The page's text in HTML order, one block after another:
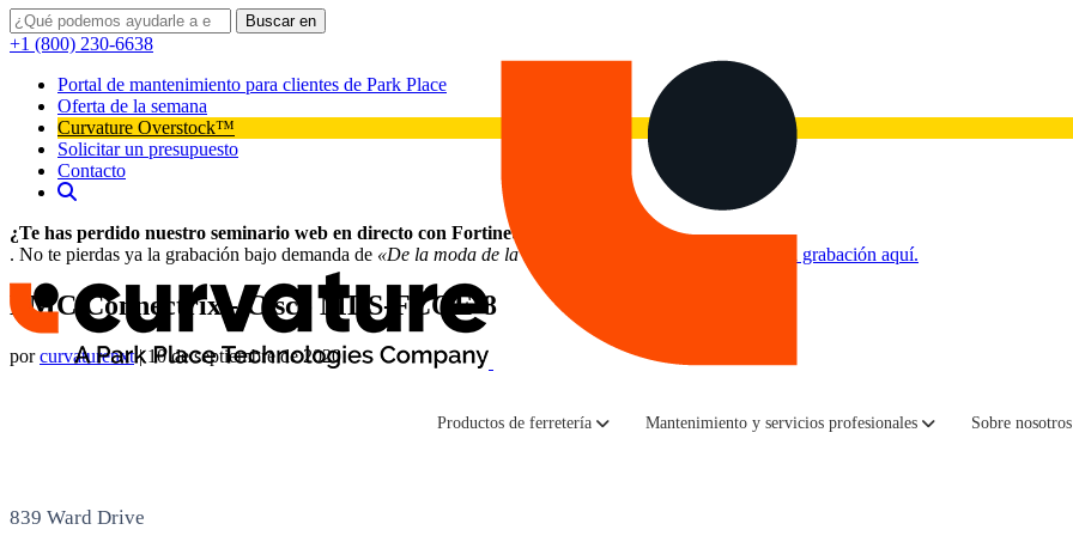
Buscar en
+1 (800) 230-6638
Portal de mantenimiento para clientes de Park Place
Oferta de la semana
Curvature Overstock™
Solicitar un presupuesto
Contacto
Productos de ferretería Mantenimiento y servicios profesionales Sobre nosotros
¿Te has perdido nuestro seminario web en directo con Fortinet?
. No te pierdas ya la grabación bajo demanda de «De la moda de la IA a la realidad de las redes Ve la grabación aquí.
EMC Connectrix - Cisco MDS-FCOE-8
porcurvaturenxt|10 de septiembre de 2020
839 Ward Drive